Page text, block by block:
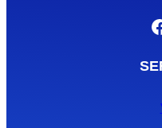
Facebook